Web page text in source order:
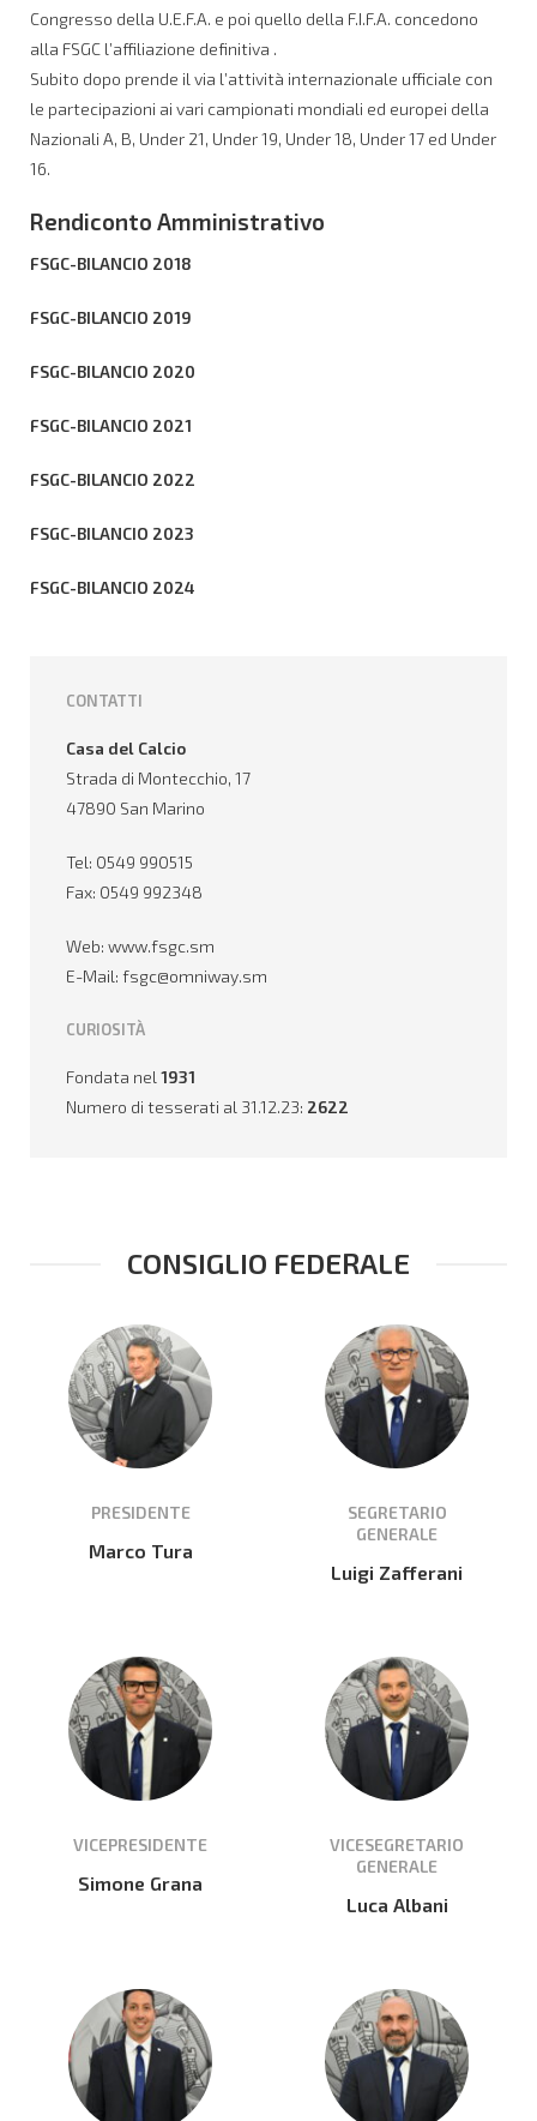
Congresso della U.E.F.A. e poi quello della F.I.F.A. concedono
alla FSGC l’affiliazione definitiva .
Subito dopo prende il via l’attività internazionale ufficiale con
le partecipazioni ai vari campionati mondiali ed europei della
Nazionali A, B, Under 21, Under 19, Under 18, Under 17 ed Under
16.
Rendiconto Amministrativo
FSGC-BILANCIO 2018
FSGC-BILANCIO 2019
FSGC-BILANCIO 2020
FSGC-BILANCIO 2021
FSGC-BILANCIO 2022
FSGC-BILANCIO 2023
FSGC-BILANCIO 2024
CONTATTI
Casa del Calcio
Strada di Montecchio, 17
47890 San Marino
Tel: 0549 990515
Fax: 0549 992348
Web: www.fsgc.sm
E-Mail: fsgc@omniway.sm
CURIOSITÀ
Fondata nel 1931
Numero di tesserati al 31.12.23: 2622
CONSIGLIO FEDERALE
PRESIDENTE
Marco Tura
SEGRETARIO
GENERALE
Luigi Zafferani
VICEPRESIDENTE
Simone Grana
VICESEGRETARIO
GENERALE
Luca Albani